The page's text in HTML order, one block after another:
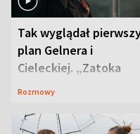
Tak wyglądał
plan Gelnera i
Cieleckiej. „Zatoka
szpiegów” od razu ich
Rozmowy